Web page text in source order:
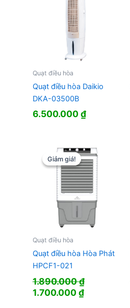
Quạt điều hòa
Quạt điều hòa Daikio
DKA-03500B
6.500.000₫
Giảm giá!
Giảm giá!
Quạt điều hòa
Quạt điều hòa Hòa Phát
HPCF1-021
1.890.000₫
Giá
1.700.000₫Giá